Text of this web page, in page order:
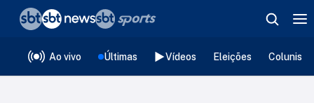
Ao vivo Últimas Vídeos Eleições
❮voltar
Editorias